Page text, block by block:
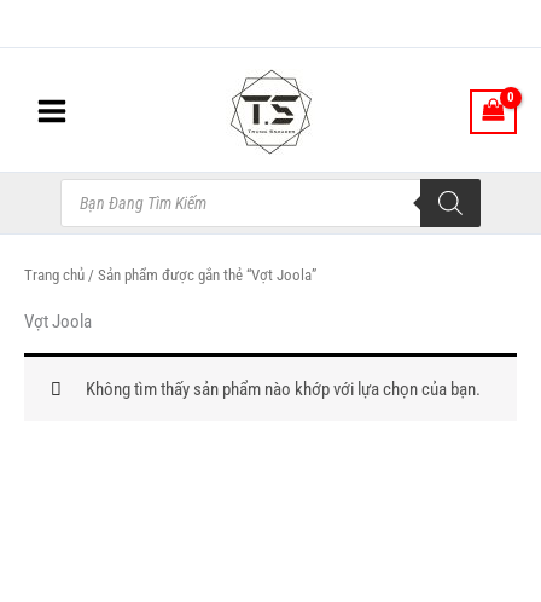
tới
Tìm
kiếm
sản
phẩm
Trang chủ / Sản phẩm được gắn thẻ “Vợt Joola”
Vợt Joola
Không tìm thấy sản phẩm nào khớp với lựa chọn của bạn.